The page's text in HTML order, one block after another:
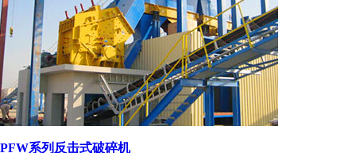
PFW系列反击式破碎机